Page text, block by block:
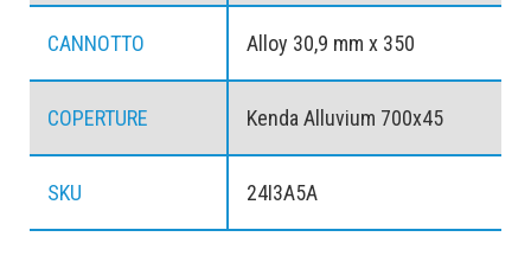
CANNOTTO Alloy 30,9 mm x 350
COPERTURE Kenda Alluvium 700x45
SKU 24I3A5A